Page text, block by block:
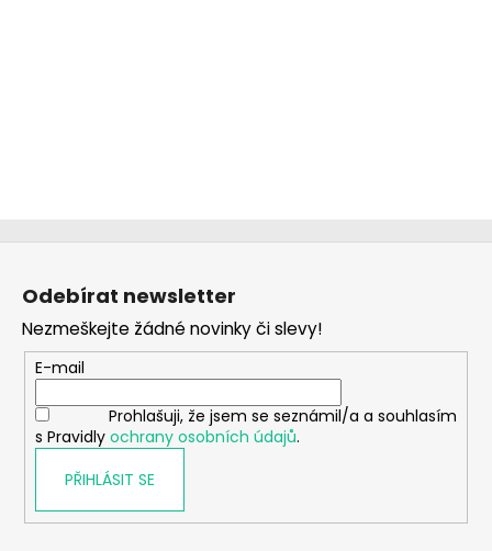
Z
Odebírat newsletter
Nezmeškejte žádné novinky či slevy!
E-mail
Prohlašuji, že jsem se seznámil/a a souhlasím
s Pravidly ochrany osobních údajů.
PŘIHLÁSIT SE